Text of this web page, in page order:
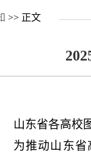
>> 正文
山东省各高校
为推动山东